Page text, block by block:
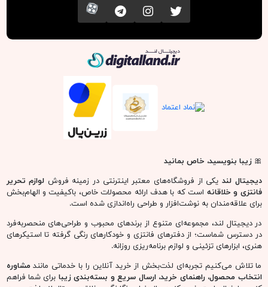
تویتر اینستاگرامکانال تلگرام
آپارات
🎀زیبا بنویسید، خاص بمانید
دیجیتال لند یکی از فروشگاه‌های معتبر اینترنتی در زمینه فروش لوازم تحریر
فانتزی و خلاقانه است که با هدف ارائه محصولات خاص، باکیفیت و الهام‌بخش
برای علاقه‌مندان به نوشت‌افزار و طراحی راه‌اندازی شده است.
در دیجیتال لند، مجموعه‌ای متنوع از برندهای محبوب و طراحی‌های منحصربه‌فرد
در دسترس شماست؛ از دفترهای فانتزی و خودکارهای رنگی گرفته تا استیکرهای
هنری، ابزارهای تزئینی و لوازم برنامه‌ریزی روزانه.
ما تلاش می‌کنیم تجربه‌ای لذت‌بخش از خرید آنلاین را با خدماتی مانندمشاوره
انتخاب محصول، راهنمای خرید، ارسال سریع و بسته‌بندی زیبا برای شما فراهم